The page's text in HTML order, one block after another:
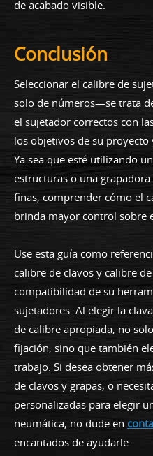
de acabado visible.
Conclusión
Seleccionar el calibre de
solo de números—se trata
el sujetador correctos con
los objetivos de su proyecto
Ya sea que esté utilizando
estructuras o una
finas, comprender cómo el
brinda mayor control sobre
Use esta guía como
calibre de clavos y calibre
compatibilidad de su
sujetadores. Al elegir la
de calibre apropiada, no
fijación, sino que también
trabajo. Si desea obtener
de clavos y grapas, o
personalizadas para elegir
neumática, no dude en
encantados de ayudarle.